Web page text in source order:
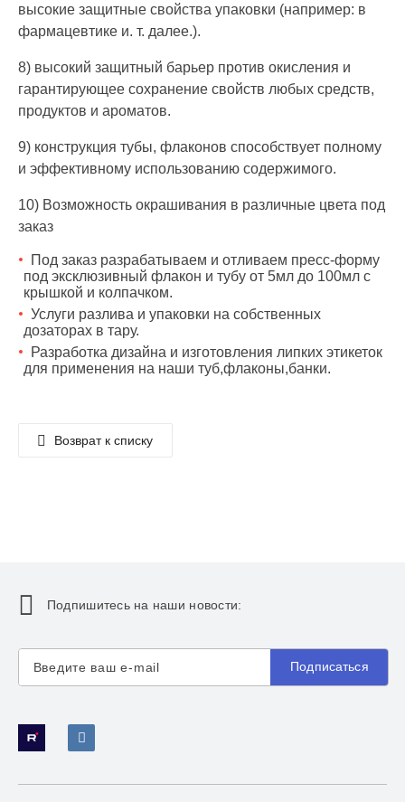
высокие защитные свойства упаковки (например: в
фармацевтике и. т. далее.).
8) высокий защитный барьер против окисления и
гарантирующее сохранение свойств любых средств,
продуктов и ароматов.
9) конструкция тубы, флаконов способствует полному
и эффективному использованию содержимого.
10) Возможность окрашивания в различные цвета под
заказ
Под заказ разрабатываем и отливаем пресс-форму
под эксклюзивный флакон и тубу от 5мл до 100мл с
крышкой и колпачком.
Услуги разлива и упаковки на собственных
дозаторах в тару.
Разработка дизайна и изготовления липких этикеток
для применения на наши туб,флаконы,банки.
Возврат к списку
Подпишитесь на наши новости:
Подписаться